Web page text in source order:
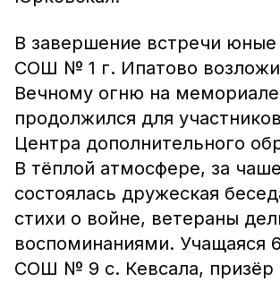
В завершение встречи
СОШ № 1 г. Ипатово
Вечному огню на
продолжился для
Центра дополнительного
В тёплой атмосфере, за
состоялась дружеская
стихи о войне, ветераны
воспоминаниями. Учащаяся
СОШ № 9 с. Кевсала, призёр